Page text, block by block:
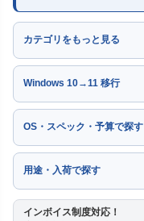
カテゴリをもっと見る
Windows 10→11 移行
OS・スペック・予算で探す
用途・入荷で探す
インボイス制度対応！